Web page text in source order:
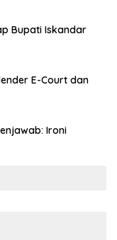
Bupati Iskandar
E-Court dan
Ironi